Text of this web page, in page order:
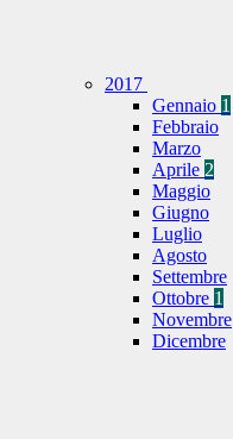
2017
Gennaio 1
Febbraio
Marzo
Aprile 2
Maggio
Giugno
Luglio
Agosto
Settembre
Ottobre 1
Novembre
Dicembre